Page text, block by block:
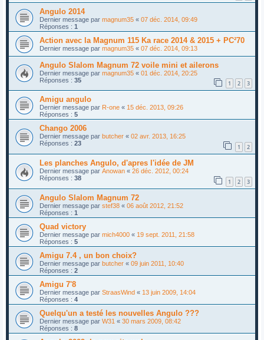
Angulo 2014
Dernier message par magnum35 « 07 déc. 2014, 09:49
Réponses : 1
Action avec la Magnum 115 Ka race 2014 & 2015 + PC²70
Dernier message par magnum35 « 07 déc. 2014, 09:13
Angulo Slalom Magnum 72 voile mini et ailerons
Dernier message par magnum35 « 01 déc. 2014, 20:25
Réponses : 35 1 2 3
Amigu angulo
Dernier message par R-one « 15 déc. 2013, 09:26
Réponses : 5
Chango 2006
Dernier message par butcher « 02 avr. 2013, 16:25
Réponses : 23 1 2
Les planches Angulo, d'apres l'idée de JM
Dernier message par Anowan « 26 déc. 2012, 00:24
Réponses : 38 1 2 3
Angulo Slalom Magnum 72
Dernier message par stef38 « 06 août 2012, 21:52
Réponses : 1
Quad victory
Dernier message par mich4000 « 19 sept. 2011, 21:58
Réponses : 5
Amigu 7.4 , un bon choix?
Dernier message par butcher « 09 juin 2011, 10:40
Réponses : 2
Amigu 7'8
Dernier message par StraasWind « 13 juin 2009, 14:04
Réponses : 4
Quelqu'un a testé les nouvelles Angulo ???
Dernier message par W31 « 30 mars 2009, 08:42
Réponses : 8